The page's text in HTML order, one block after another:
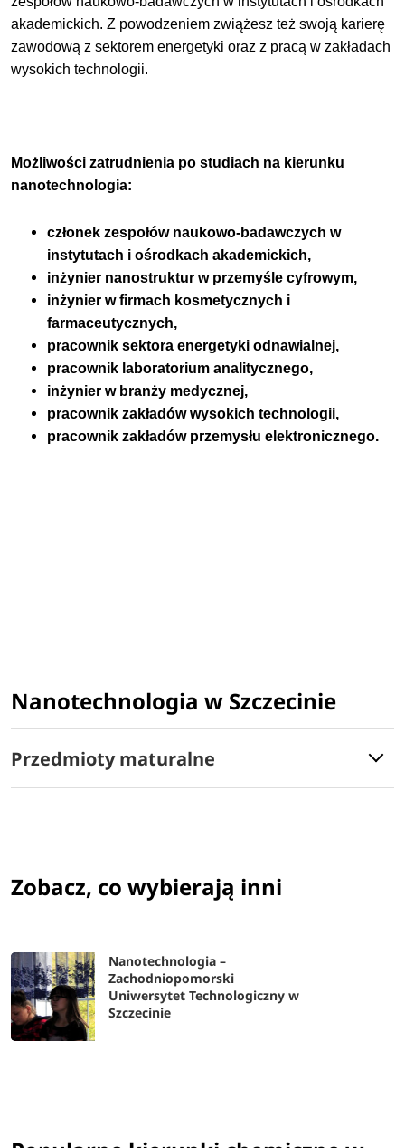
akademickich. Z powodzeniem zwiążesz też swoją karierę
zawodową z sektorem energetyki oraz z pracą w zakładach
wysokich technologii.
Możliwości zatrudnienia po studiach na kierunku
nanotechnologia:
członek zespołów naukowo-badawczych w
instytutach i ośrodkach akademickich,
inżynier nanostruktur w przemyśle cyfrowym,
inżynier w firmach kosmetycznych i
farmaceutycznych,
pracownik sektora energetyki odnawialnej,
pracownik laboratorium analitycznego,
inżynier w branży medycznej,
pracownik zakładów wysokich technologii,
pracownik zakładów przemysłu elektronicznego.
Nanotechnologia w Szczecinie
Przedmioty maturalne
Zobacz, co wybierają inni
Nanotechnologia –
Zachodniopomorski
Uniwersytet Technologiczny w
Szczecinie